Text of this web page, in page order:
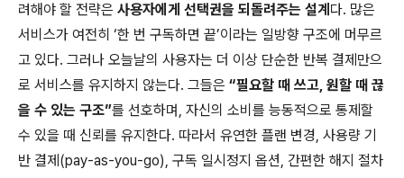
려해야 할 전략은 사용자에게 선택권을 되돌려주는 설계 다. 많은
서비스가 여전히 ‘한 번 구독하면 끝’이라는 일방향 구조에 머무르
고 있다. 그러나 오늘날의 사용자는 더 이상 단순한 반복 결제만으
로 서비스를 유지하지 않는다. 그들은 “필요할 때 쓰고, 원할 때 끊
을 수 있는 구조”를 선호하며, 자신의 소비를 능동적으로 통제할
수 있을 때 신뢰를 유지한다. 따라서 유연한 플랜 변경, 사용량 기
반 결제(pay-as-you-go), 구독 일시정지 옵션, 간편한 해지 절차